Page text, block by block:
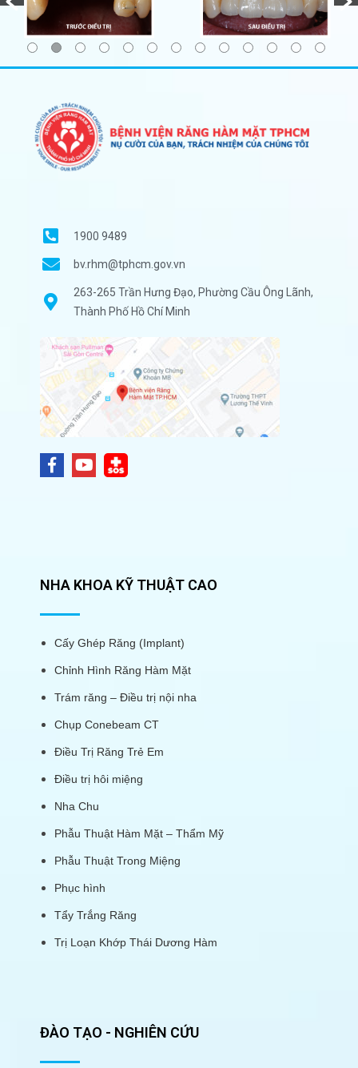
1900 9489
bv.rhm@tphcm.gov.vn
263-265 Trần Hưng Đạo, Phường Cầu Ông Lãnh,
Thành Phố Hồ Chí Minh
NHA KHOA KỸ THUẬT CAO
Cấy Ghép Răng (Implant)
Chỉnh Hình Răng Hàm Mặt
Trám răng – Điều trị nội nha
Chụp Conebeam CT
Điều Trị Răng Trẻ Em
Điều trị hôi miệng
Nha Chu
Phẫu Thuật Hàm Mặt – Thẩm Mỹ
Phẫu Thuật Trong Miệng
Phục hình
Tẩy Trắng Răng
Trị Loạn Khớp Thái Dương Hàm
ĐÀO TẠO - NGHIÊN CỨU